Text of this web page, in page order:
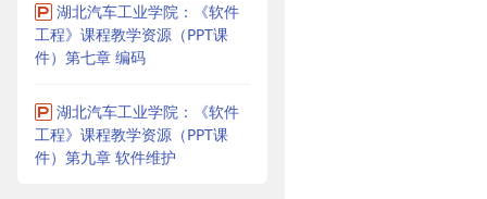
湖北汽车工业学院：《软件
工程》课程教学资源（PPT课
件）第七章 编码
湖北汽车工业学院：《软件
工程》课程教学资源（PPT课
件）第九章 软件维护